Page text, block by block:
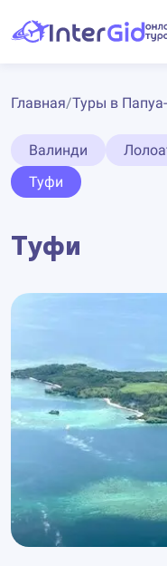
Главная/Туры в
Валинди
Туфи
Туфи